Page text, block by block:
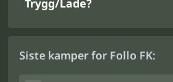
Trygg/Lade?
Siste kamper for Follo FK: